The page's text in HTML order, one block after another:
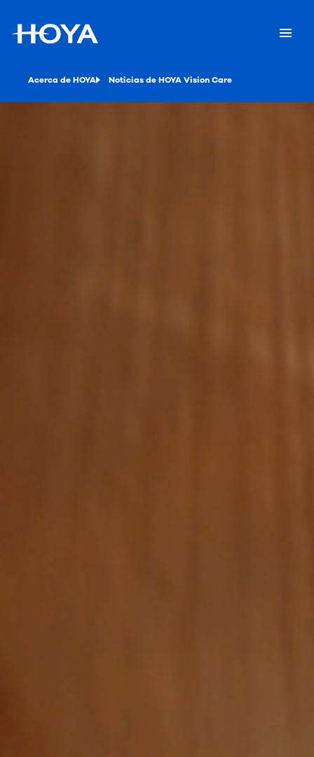
Acerca de HOYA Noticias de HOYA Vision Care